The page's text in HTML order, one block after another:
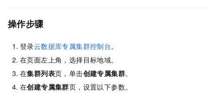
操作步骤
登录云数据库专属集群控制台。
在页面左上角，选择目标地域。
在集群列表页，单击创建专属集群。
在创建专属集群页，设置以下参数。